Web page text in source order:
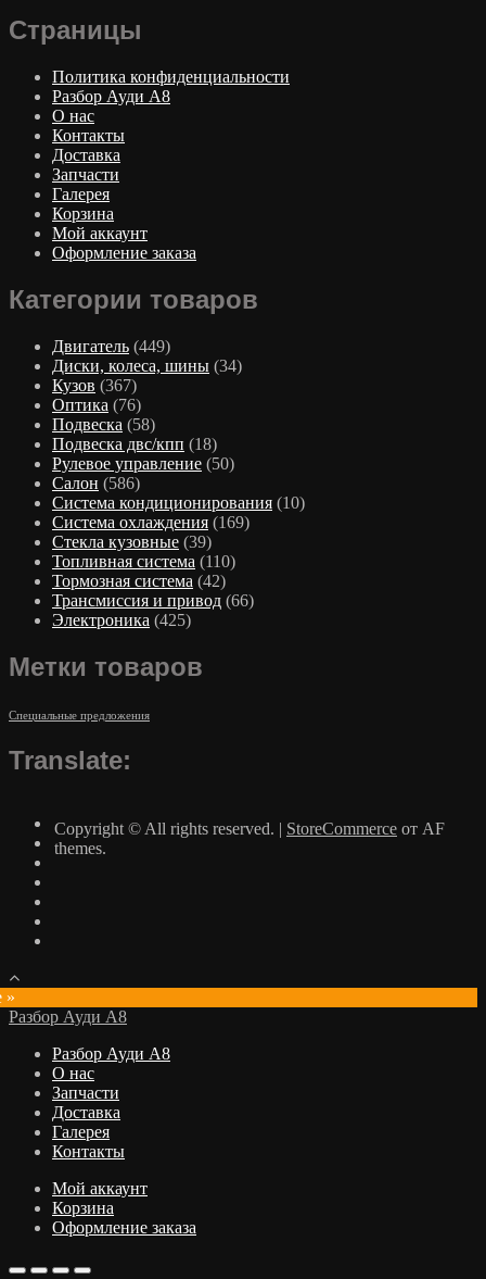
Страницы
Политика конфиденциальности
Разбор Ауди А8
О нас
Контакты
Доставка
Запчасти
Галерея
Корзина
Мой аккаунт
Оформление заказа
Категории товаров
Двигатель (449)
Диски, колеса, шины (34)
Кузов (367)
Оптика (76)
Подвеска (58)
Подвеска двс/кпп (18)
Рулевое управление (50)
Салон (586)
Система кондиционирования (10)
Система охлаждения (169)
Стекла кузовные (39)
Топливная система (110)
Тормозная система (42)
Трансмиссия и привод (66)
Электроника (425)
Метки товаров
Специальные предложения
Translate:
Copyright © All rights reserved. | StoreCommerce от AF
themes.
»
Разбор Ауди А8
Разбор Ауди А8
О нас
Запчасти
Доставка
Галерея
Контакты
Мой аккаунт
Корзина
Оформление заказа